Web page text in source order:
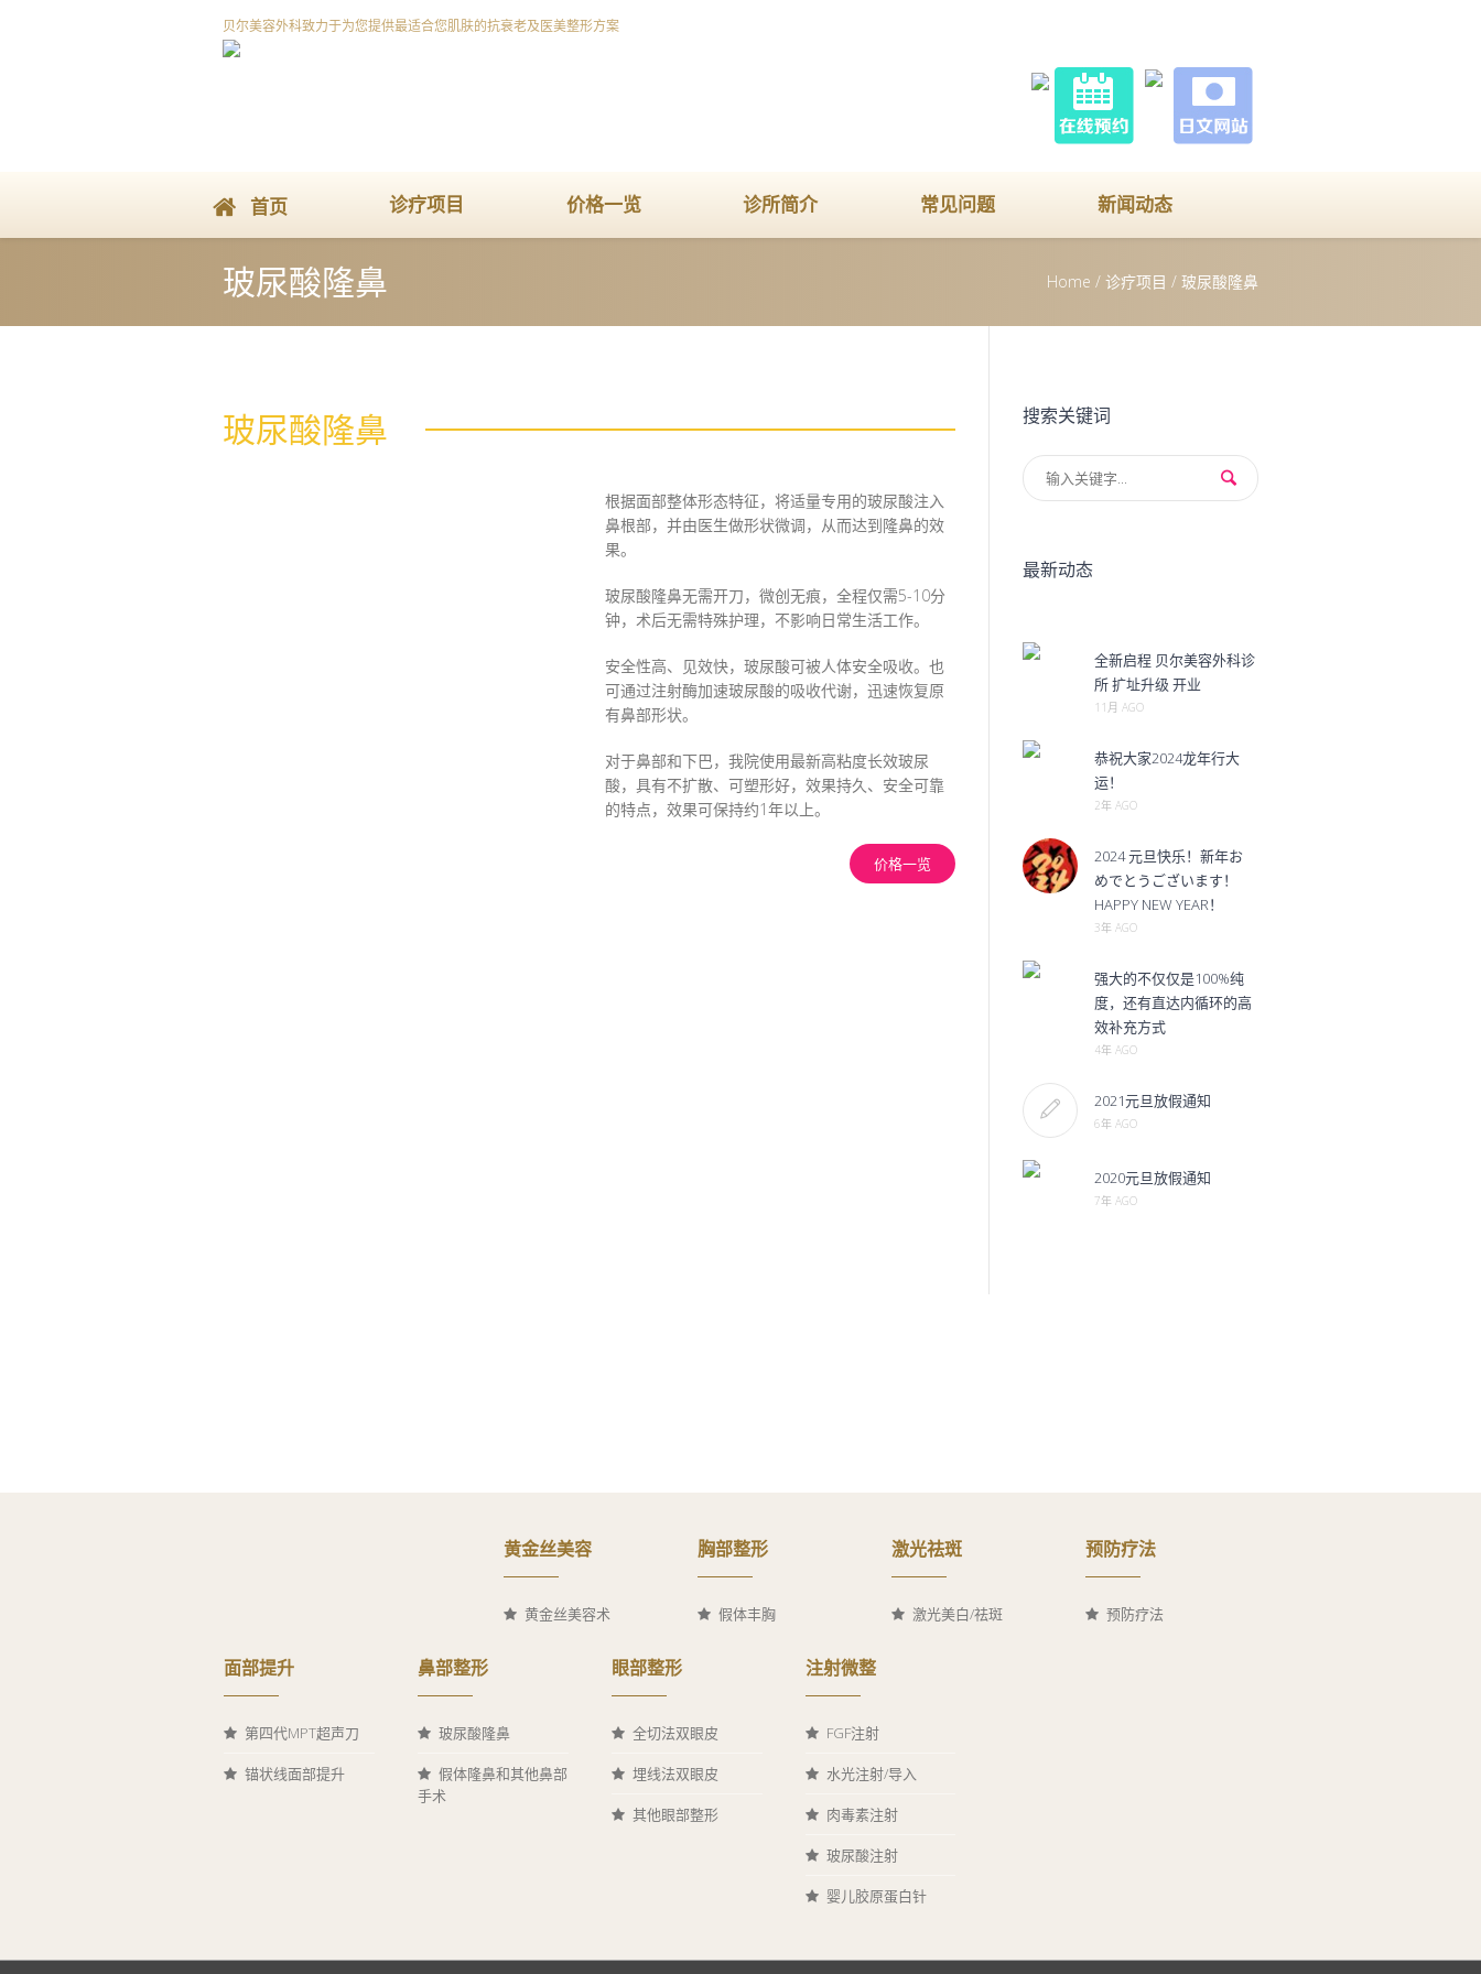
贝尔美容外科致力于为您提供最适合您肌肤的抗衰老及医美整形方案
首页 诊疗项目 价格一览 诊所简介 常见问题 新闻动态
玻尿酸隆鼻 Home / 诊疗项目 / 玻尿酸隆鼻
玻尿酸隆鼻
根据面部整体形态特征，将适量专用的玻尿酸注入
鼻根部，并由医生做形状微调，从而达到隆鼻的效
果。
玻尿酸隆鼻无需开刀，微创无痕，全程仅需5-10分
钟，术后无需特殊护理，不影响日常生活工作。
安全性高、见效快，玻尿酸可被人体安全吸收。也
可通过注射酶加速玻尿酸的吸收代谢，迅速恢复原
有鼻部形状。
对于鼻部和下巴，我院使用最新高粘度长效玻尿
酸，具有不扩散、可塑形好，效果持久、安全可靠
的特点，效果可保持约1年以上。
价格一览
搜索关键词
最新动态
全新启程 贝尔美容外科诊
所 扩址升级 开业
11月 AGO
恭祝大家2024龙年行大
运！
2年 AGO
2024 元旦快乐！新年お
めでとうございます！
HAPPY NEW YEAR！
3年 AGO
强大的不仅仅是100%纯
度，还有直达内循环的高
效补充方式
4年 AGO
2021元旦放假通知
6年 AGO
2020元旦放假通知
7年 AGO
黄金丝美容
黄金丝美容术
胸部整形
假体丰胸
激光祛斑
激光美白/祛斑
预防疗法
预防疗法
面部提升
第四代MPT超声刀
锚状线面部提升
鼻部整形
玻尿酸隆鼻
假体隆鼻和其他鼻部
手术
眼部整形
全切法双眼皮
埋线法双眼皮
其他眼部整形
注射微整
FGF注射
水光注射/导入
肉毒素注射
玻尿酸注射
婴儿胶原蛋白针